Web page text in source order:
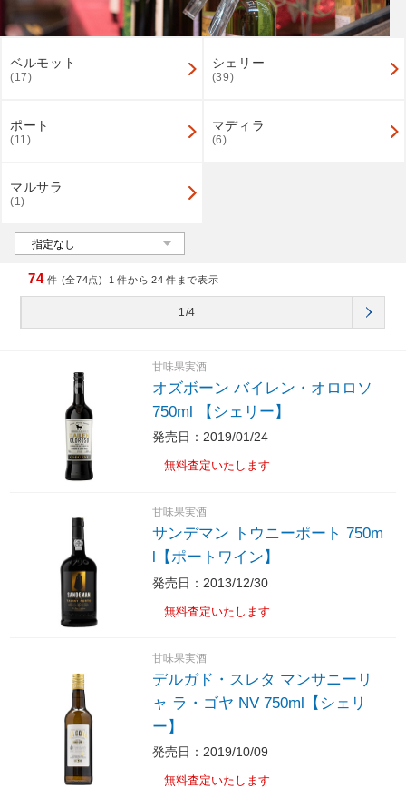
ベルモット
(17)
シェリー
(39)
ポート
(11)
マディラ
(6)
マルサラ
(1)
74 件 (全74点) 1 件から 24 件まで表示
1/4
甘味果実酒
オズボーン バイレン・オロロソ
750ml 【シェリー】
発売日：2019/01/24
無料査定いたします
甘味果実酒
サンデマン トウニーポート 750m
l【ポートワイン】
発売日：2013/12/30
無料査定いたします
甘味果実酒
デルガド・スレタ マンサニーリ
ャ ラ・ゴヤ NV 750ml【シェリ
ー】
発売日：2019/10/09
無料査定いたします